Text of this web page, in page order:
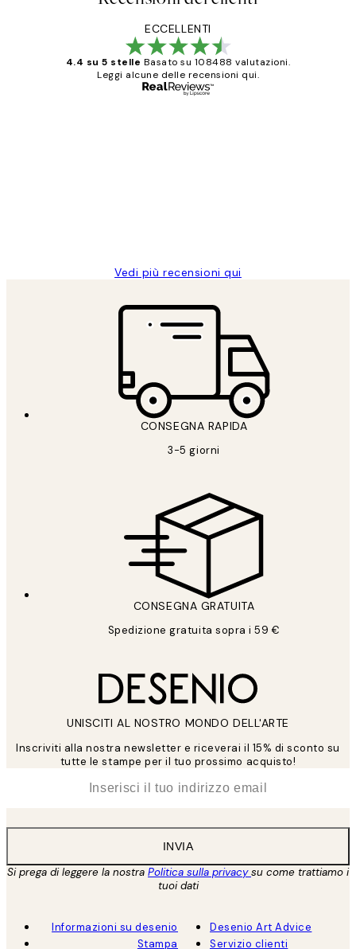
ECCELLENTI
4.4 su 5 stelle Basato su 108488 valutazioni.
Leggi alcune delle recensioni qui.
Vedi più recensioni qui
CONSEGNA RAPIDA
3-5 giorni
CONSEGNA GRATUITA
Spedizione gratuita sopra i 59 €
UNISCITI AL NOSTRO MONDO DELL'ARTE
Inscriviti alla nostra newsletter e riceverai il 15% di sconto su
tutte le stampe per il tuo prossimo acquisto!
INVIA
Si prega di leggere la nostra Politica sulla privacysu come trattiamo i
tuoi dati
Informazioni su desenio
Stampa
Desenio Art Advice
Servizio clienti